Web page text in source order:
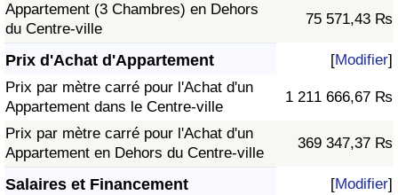
Appartement (3 Chambres) en Dehors
du Centre-ville
75 571,43 ₨
Prix d'Achat d'Appartement [Modifier]
Prix par mètre carré pour l'Achat d'un
Appartement dans le Centre-ville
1 211 666,67 ₨
Prix par mètre carré pour l'Achat d'un
Appartement en Dehors du Centre-ville
369 347,37 ₨
Salaires et Financement [Modifier]